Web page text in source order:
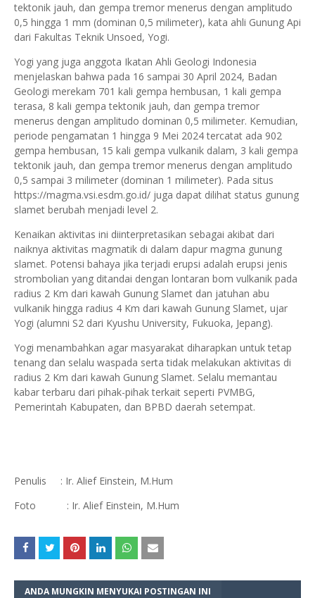
tektonik jauh, dan gempa tremor menerus dengan amplitudo
0,5 hingga 1 mm (dominan 0,5 milimeter), kata ahli Gunung Api
dari Fakultas Teknik Unsoed, Yogi.
Yogi yang juga anggota Ikatan Ahli Geologi Indonesia
menjelaskan bahwa pada 16 sampai 30 April 2024, Badan
Geologi merekam 701 kali gempa hembusan, 1 kali gempa
terasa, 8 kali gempa tektonik jauh, dan gempa tremor
menerus dengan amplitudo dominan 0,5 milimeter. Kemudian,
periode pengamatan 1 hingga 9 Mei 2024 tercatat ada 902
gempa hembusan, 15 kali gempa vulkanik dalam, 3 kali gempa
tektonik jauh, dan gempa tremor menerus dengan amplitudo
0,5 sampai 3 milimeter (dominan 1 milimeter). Pada situs
https://magma.vsi.esdm.go.id/ juga dapat dilihat status gunung
slamet berubah menjadi level 2.
Kenaikan aktivitas ini diinterpretasikan sebagai akibat dari
naiknya aktivitas magmatik di dalam dapur magma gunung
slamet. Potensi bahaya jika terjadi erupsi adalah erupsi jenis
strombolian yang ditandai dengan lontaran bom vulkanik pada
radius 2 Km dari kawah Gunung Slamet dan jatuhan abu
vulkanik hingga radius 4 Km dari kawah Gunung Slamet, ujar
Yogi (alumni S2 dari Kyushu University, Fukuoka, Jepang).
Yogi menambahkan agar masyarakat diharapkan untuk tetap
tenang dan selalu waspada serta tidak melakukan aktivitas di
radius 2 Km dari kawah Gunung Slamet. Selalu memantau
kabar terbaru dari pihak-pihak terkait seperti PVMBG,
Pemerintah Kabupaten, dan BPBD daerah setempat.
Penulis : Ir. Alief Einstein, M.Hum
Foto : Ir. Alief Einstein, M.Hum
ANDA MUNGKIN MENYUKAI POSTINGAN INI